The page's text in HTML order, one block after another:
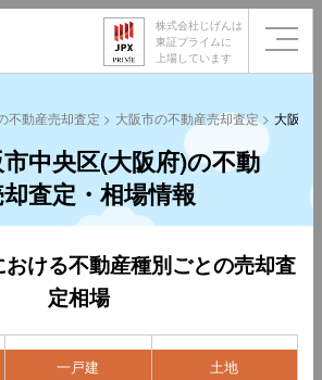
株式会社じげんは
東証プライムに
上場しています
不動産売却査定 大阪市の不動産売却査定 大阪市
中央区(大阪府)の不動
査定・相場情報
ける不動産種別ごとの売却査
定相場
一戸建 土地